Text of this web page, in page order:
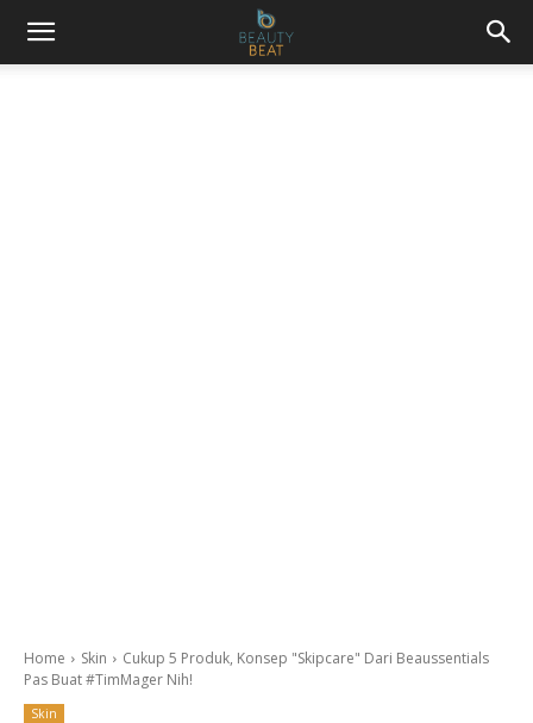
Home Skin
Cukup 5 Produk, Konsep "Skipcare" Dari Beaussentials
Pas Buat #TimMager Nih!
Skin